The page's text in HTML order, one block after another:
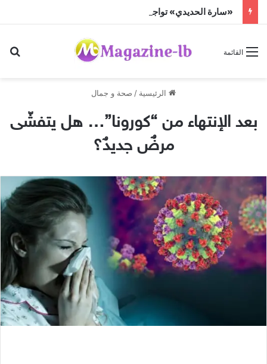
«سارة الحديدي» تواجه الجن زمباهولا على تياترو آفاق
القائمة
الرئيسية / صحة و جمال
بعد الإنتهاء من “كورونا”… هل يتفشّى
مرضٌ جديدٌ؟